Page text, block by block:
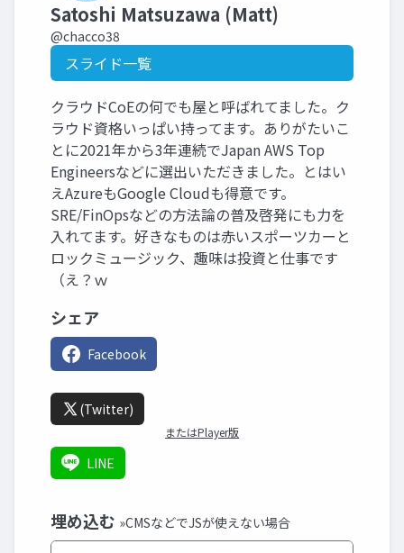
Satoshi Matsuzawa (Matt)
@chacco38
スライド一覧
クラウドCoEの何でも屋と呼ばれてました。ク
ラウド資格いっぱい持ってます。ありがたいこ
とに2021年から3年連続でJapan AWS Top
Engineersなどに選出いただきました。とはい
えAzureもGoogle Cloudも得意です。
SRE/FinOpsなどの方法論の普及啓発にも力を
入れてます。好きなものは赤いスポーツカーと
ロックミュージック、趣味は投資と仕事です
（え？ｗ
シェア
Facebook
(Twitter)
またはPlayer版
LINE
埋め込む »CMSなどでJSが使えない場合